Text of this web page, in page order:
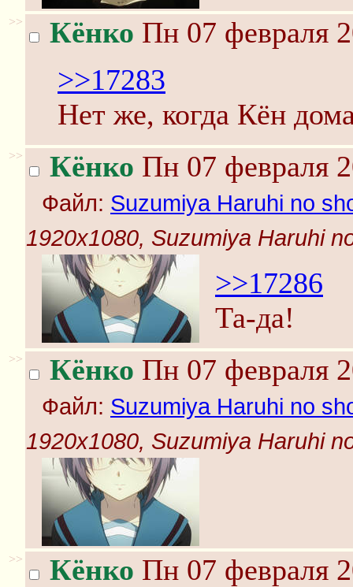
>> Кёнко Пн 07 февраля
>>17283
Нет же, когда Кён
>> Кёнко Пн 07 февраля
Файл: Suzumiya Haruhi no
1920x1080, Suzumiya Haruhi
>>17286
Та-да!
>> Кёнко Пн 07 февраля
Файл: Suzumiya Haruhi no
1920x1080, Suzumiya Haruhi
>> Кёнко Пн 07 февраля